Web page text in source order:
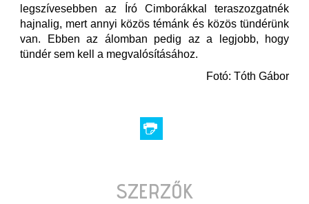
legszívesebben az Író Cimborákkal teraszozgatnék
hajnalig, mert annyi közös témánk és közös tündérünk
van. Ebben az álomban pedig az a legjobb, hogy
tündér sem kell a megvalósításához.
Fotó: Tóth Gábor
SZERZŐK